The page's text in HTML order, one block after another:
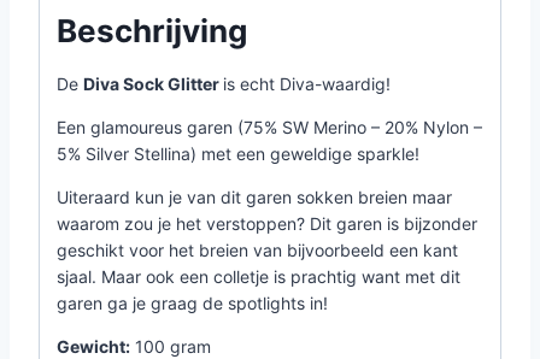
Beschrijving
De Diva Sock Glitter is echt Diva-waardig!
Een glamoureus garen (75% SW Merino – 20% Nylon –
5% Silver Stellina) met een geweldige sparkle!
Uiteraard kun je van dit garen sokken breien maar
waarom zou je het verstoppen? Dit garen is bijzonder
geschikt voor het breien van bijvoorbeeld een kant
sjaal. Maar ook een colletje is prachtig want met dit
garen ga je graag de spotlights in!
Gewicht: 100 gram